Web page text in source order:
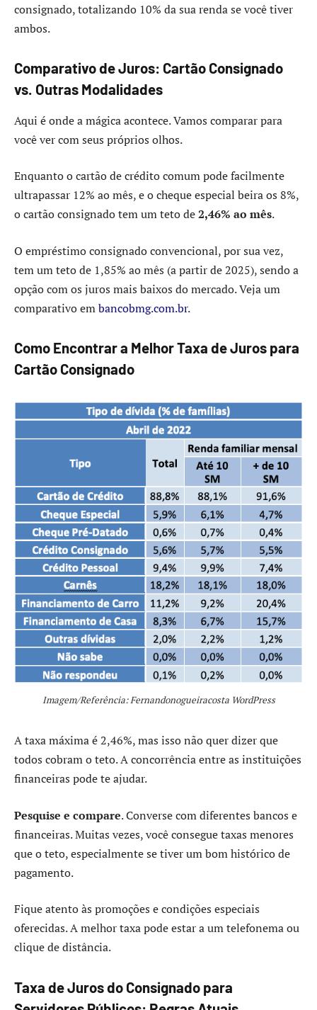
consignado, totalizando 10% da sua renda se você tiver
ambos.
Comparativo de Juros: Cartão Consignado
vs. Outras Modalidades
Aqui é onde a mágica acontece. Vamos comparar para
você ver com seus próprios olhos.
Enquanto o cartão de crédito comum pode facilmente
ultrapassar 12% ao mês, e o cheque especial beira os 8%,
o cartão consignado tem um teto de2,46% ao mês.
O empréstimo consignado convencional, por sua vez,
tem um teto de 1,85% ao mês (a partir de 2025), sendo a
opção com os juros mais baixos do mercado. Veja um
comparativo embancobmg.com.br.
Como Encontrar a Melhor Taxa de Juros para
Cartão Consignado
Imagem/Referência: Fernandonogueiracosta WordPress
A taxa máxima é 2,46%, mas isso não quer dizer que
todos cobram o teto. A concorrência entre as instituições
financeiras pode te ajudar.
Pesquise e compare. Converse com diferentes bancos e
financeiras. Muitas vezes, você consegue taxas menores
que o teto, especialmente se tiver um bom histórico de
pagamento.
Fique atento às promoções e condições especiais
oferecidas. A melhor taxa pode estar a um telefonema ou
clique de distância.
Taxa de Juros do Consignado para